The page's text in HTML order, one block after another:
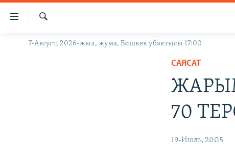
Линктер
Мазмунга
Навигацияга
ЖАҢЫЛЫКТАР
Издөө
7-Август, 2026-жыл, жума, Бишкек убактысы 17:00
САЯСАТ
70
19-Июль, 2005